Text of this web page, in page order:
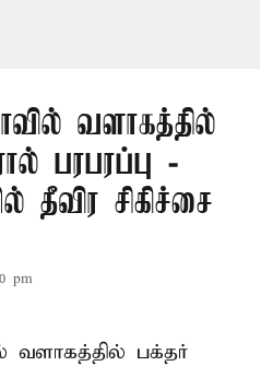
வளாகத்தில்
பரபரப்பு -
தீவிர சிகிச்சை
pm
வளாகத்தில் பக்தர்